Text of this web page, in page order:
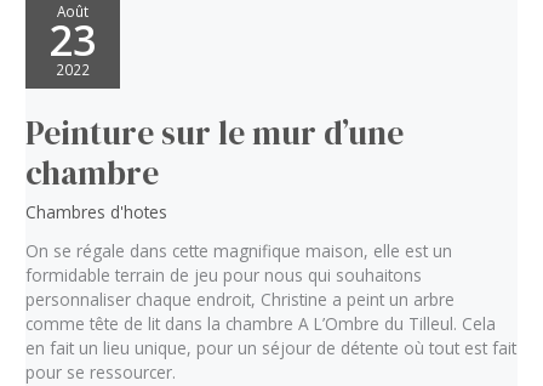
Août
23
2022
Peinture sur le mur d’une
chambre
Chambres d'hotes
On se régale dans cette magnifique maison, elle est un
formidable terrain de jeu pour nous qui souhaitons
personnaliser chaque endroit, Christine a peint un arbre
comme tête de lit dans la chambre A L’Ombre du Tilleul. Cela
en fait un lieu unique, pour un séjour de détente où tout est fait
pour se ressourcer.